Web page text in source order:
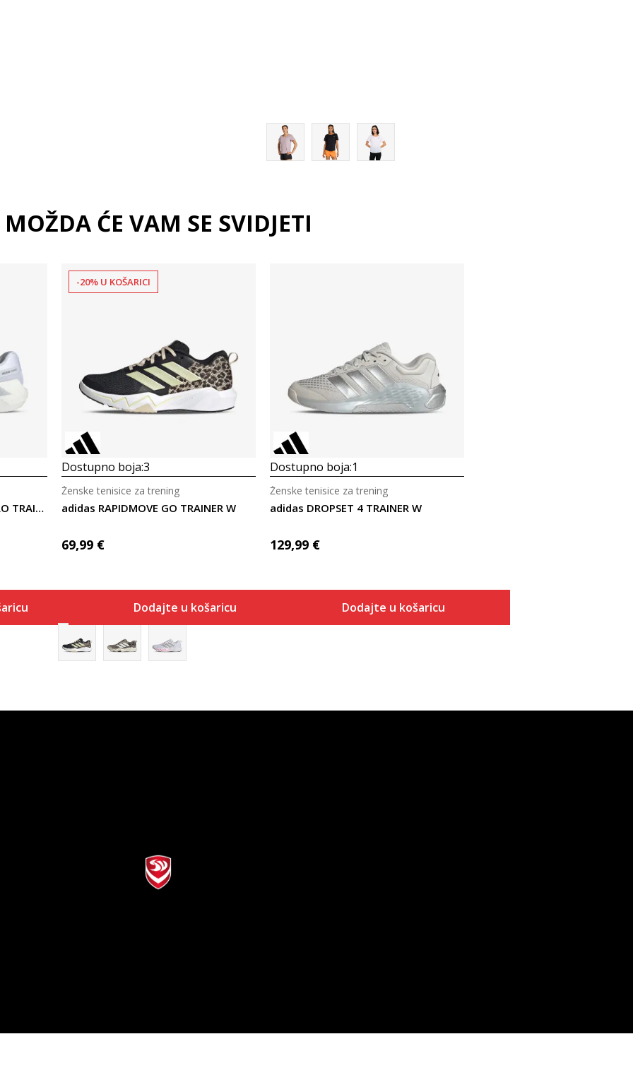
MOŽDA ĆE VAM SE SVIDJETI
adidas ADIZERO DROPSET PRO TRAINER W
-20% U KOŠARICI
Dostupno boja:3
adidas RAPIDMOVE GO TRAINER W
Ženske tenisice za trening
69,99 €
Dodajte u košaricu
Dostupno boja:1
adidas DROPSET 4 TRAINER W
Ženske tenisice za trening
129,99 €
Dodajte u košaricu